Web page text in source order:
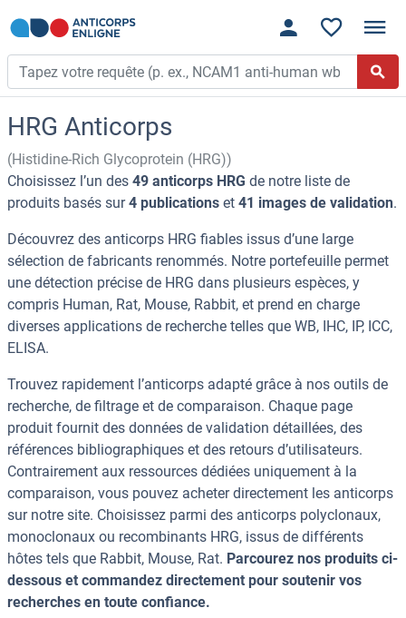
HRG Anticorps
(Histidine-Rich Glycoprotein (HRG))
Choisissez l’un des 49 anticorps HRG de notre liste de
produits basés sur4 publications et 41 images de validation.
Découvrez des anticorps HRG fiables issus d’une large
sélection de fabricants renommés. Notre portefeuille permet
une détection précise de HRG dans plusieurs espèces, y
compris Human, Rat, Mouse, Rabbit, et prend en charge
diverses applications de recherche telles que WB, IHC, IP, ICC,
ELISA.
Trouvez rapidement l’anticorps adapté grâce à nos outils de
recherche, de filtrage et de comparaison. Chaque page
produit fournit des données de validation détaillées, des
références bibliographiques et des retours d’utilisateurs.
Contrairement aux ressources dédiées uniquement à la
comparaison, vous pouvez acheter directement les anticorps
sur notre site. Choisissez parmi des anticorps polyclonaux,
monoclonaux ou recombinants HRG, issus de différents
hôtes tels que Rabbit, Mouse, Rat. Parcourez nos produits ci-
dessous et commandez directement pour soutenir vos
recherches en toute confiance.